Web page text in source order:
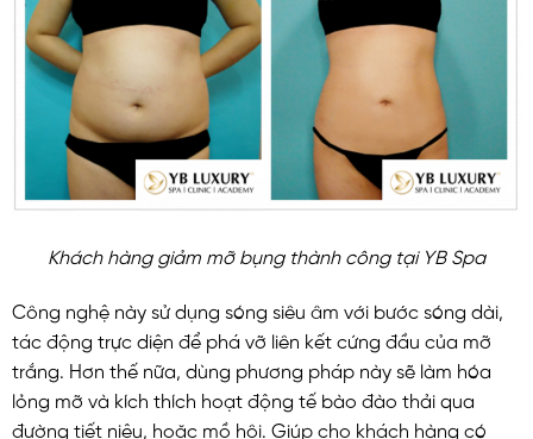
Khách hàng giảm mỡ bụng thành công tại YB Spa
Công nghệ này sử dụng sóng siêu âm với bước sóng dài,
tác động trực diện để phá vỡ liên kết cứng đầu của mỡ
trắng. Hơn thế nữa, dùng phương pháp này sẽ làm hóa
lỏng mỡ và kích thích hoạt động tế bào đào thải qua
đường tiết niệu, hoặc mồ hôi. Giúp cho khách hàng có